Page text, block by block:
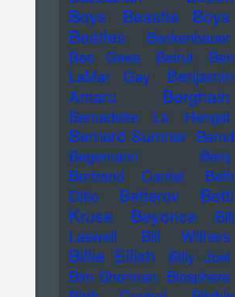
Boys
Beastie Boys
Beatles
Beckenbauer
Bee Gees
Beirut
Ben
LaMar Gay
Benjamin
Amaru
Berghain
Bernadette La Hengst
Bernard Sumner Bernd
Begemann
Berq
Bertrand Cantat
Beth
Ditto
Betterov
Betti
Kruse
Beyonce
Bill
Laswell
Bill Withers
Billie Eilish
Billy Joel
Bim Sherman Biosphere